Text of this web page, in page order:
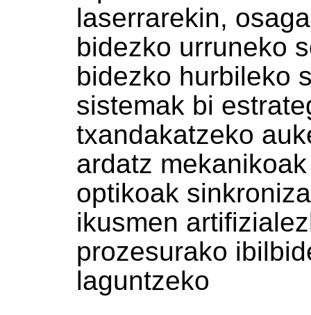
laserrarekin,
bidezko urruneko
bidezko hurbileko
sistemak bi
txandakatzeko
ardatz
optikoak
ikusmen
prozesurako
laguntzeko